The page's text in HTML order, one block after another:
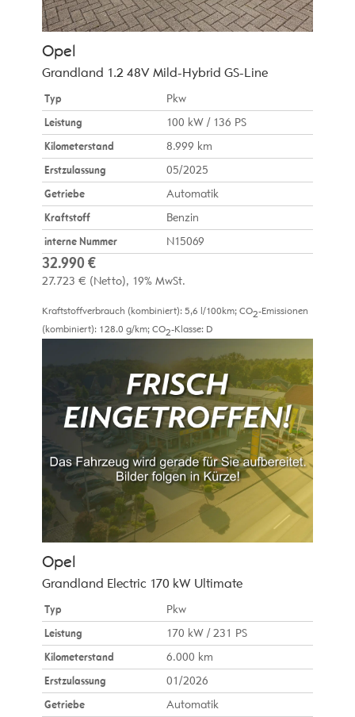
Opel
Grandland 1.2 48V Mild-Hybrid GS-Line
Typ
Pkw
Leistung
100 kW / 136 PS
Kilometerstand
8.999 km
Erstzulassung
05/2025
Getriebe
Automatik
Kraftstoff
Benzin
interne Nummer
N15069
32.990 €
27.723 € (Netto) 19% MwSt.
Kraftstoffverbrauch (kombiniert): 5,6 l/100km; CO2-Emissionen
(kombiniert): 128.0 g/km; CO2-Klasse: D
Opel
Grandland Electric 170 kW Ultimate
Typ
Pkw
Leistung
170 kW / 231 PS
Kilometerstand
6.000 km
Erstzulassung
01/2026
Getriebe
Automatik